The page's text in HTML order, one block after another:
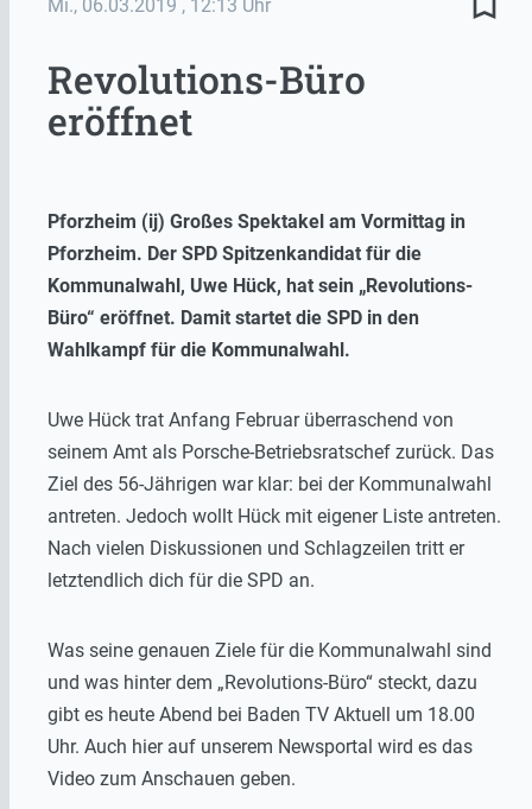
Mi., 06.03.2019 , 12:13 Uhr
Revolutions-Büro
eröffnet
Pforzheim (ij) Großes Spektakel am Vormittag in
Pforzheim. Der SPD Spitzenkandidat für die
Kommunalwahl, Uwe Hück, hat sein „Revolutions-
Büro“ eröffnet. Damit startet die SPD in den
Wahlkampf für die Kommunalwahl.
Uwe Hück trat Anfang Februar überraschend von
seinem Amt als Porsche-Betriebsratschef zurück. Das
Ziel des 56-Jährigen war klar: bei der Kommunalwahl
antreten. Jedoch wollt Hück mit eigener Liste antreten.
Nach vielen Diskussionen und Schlagzeilen tritt er
letztendlich dich für die SPD an.
Was seine genauen Ziele für die Kommunalwahl sind
und was hinter dem „Revolutions-Büro“ steckt, dazu
gibt es heute Abend bei Baden TV Aktuell um 18.00
Uhr. Auch hier auf unserem Newsportal wird es das
Video zum Anschauen geben.